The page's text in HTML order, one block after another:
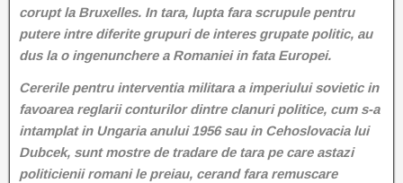
corupt la Bruxelles. In tara, lupta fara scrupule pentru
putere intre diferite grupuri de interes grupate politic, au
dus la o ingenunchere a Romaniei in fata Europei.
Cererile pentru interventia militara a imperiului sovietic in
favoarea reglarii conturilor dintre clanuri politice, cum s-a
intamplat in Ungaria anului 1956 sau in Cehoslovacia lui
Dubcek, sunt mostre de tradare de tara pe care astazi
politicienii romani le preiau, cerand fara remuscare